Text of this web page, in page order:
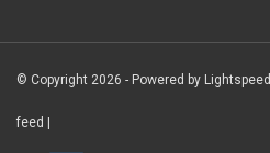
© Copyright 2026 - Powered by Lightspeed
feed |